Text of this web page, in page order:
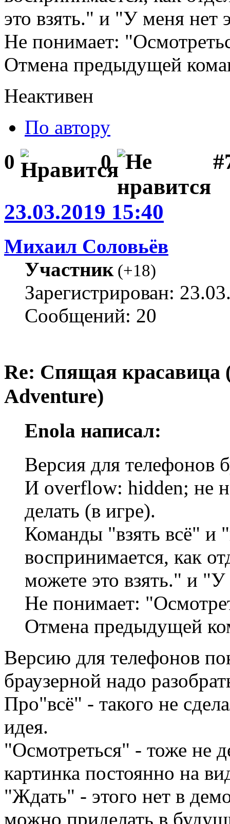
это взять." и "У меня нет
Не понимает:
Отмена предыдущей
Неактивен
По автору
0 0
23.03.2019 15:40
Михаил Соловьёв
Участник(+18)
Зарегистрирован:
Сообщений: 20
Re: Спящая красавица
Adventure)
Enola написал:
Версия для телефонов
И overflow: hidden; не
делать (в игре).
Команды "взять всё" и
воспринимается, как
можете это взять." и
Не понимает:
Отмена предыдущей
Версию для телефонов
браузерной надо
Про"всё" - такого не
идея.
"Осмотреться" - тоже не
картинка постоянно на
"Ждать" - этого нет в
можно приделать в